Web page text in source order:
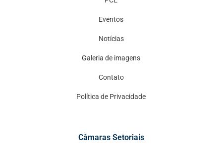
Eventos
Notícias
Galeria de imagens
Contato
Política de Privacidade
Câmaras Setoriais